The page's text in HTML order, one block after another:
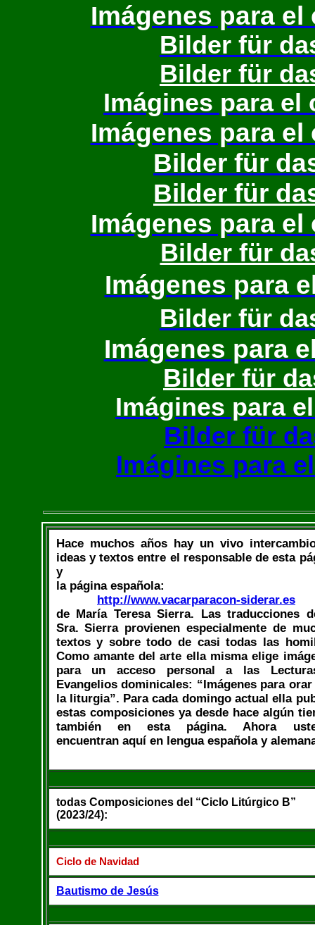
Imágenes para
Bilder für
Bilder für
Imágines para
Imágenes para
Bilder für
Bilder für
Imágenes para
Bilder für
Imágenes para
Bilder für
Imágenes para
Bilder für
Imágines para
Bilder für
Imágines para
Hace muchos años hay un vivo
ideas y textos entre el responsable de esta
y
la página española:
http://www.vacarparacon-siderar.es
de María Teresa Sierra. Las traducciones
Sra. Sierra provienen especialmente de
textos y sobre todo de casi todas las
Como amante del arte ella misma elige
para un acceso personal a las
Evangelios dominicales: “Imágenes para
la liturgia”. Para cada domingo actual ella
estas composiciones ya desde hace algún
también en esta página. Ahora
encuentran aquí en lengua española y
todas Composiciones del “Ciclo Litúrgico B”
(2023/24):
Ciclo de Navidad
Bautismo de Jesús